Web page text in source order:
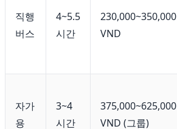
직행
버스
4~5.5
시간
230,000~350,000
VND
자가
용
3~4
시간
375,000~625,000
VND (그룹)